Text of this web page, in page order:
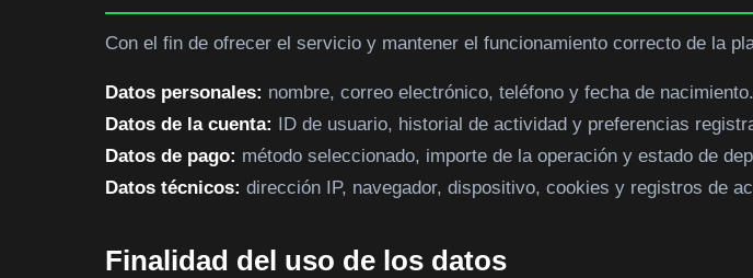
Con el fin de ofrecer el servicio y mantener el funcionamiento correcto de la
Datos personales: nombre, correo electrónico, teléfono y fecha de nacimiento.
Datos de la cuenta:
ID de usuario, historial de actividad y preferencias
Datos de pago: método seleccionado, importe de la operación y estado de
Datos técnicos: dirección IP, navegador, dispositivo, cookies y registros de
Finalidad del uso de los datos